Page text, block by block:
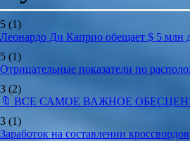
5 (1)
Леонардо Ди Каприо обещает $ 5 млн
5 (1)
Отрицательные показатели по
3 (2)
🔖 ВСЕ САМОЕ ВАЖНОЕ
3 (1)
Заработок на составлении кроссвордов